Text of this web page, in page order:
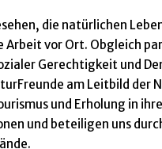
die natürlichen
vor Ort. Obgleich
Gerechtigkeit und
am Leitbild der
und Erholung in
und beteiligen uns